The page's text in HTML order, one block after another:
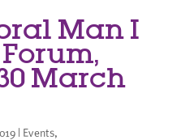
Man I
March
| Events,